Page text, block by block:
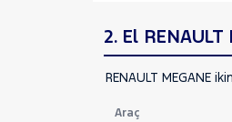
MASTER
MEGANE
1.3 TCE ICON
2. El
RENAULT MEGANE
Araç